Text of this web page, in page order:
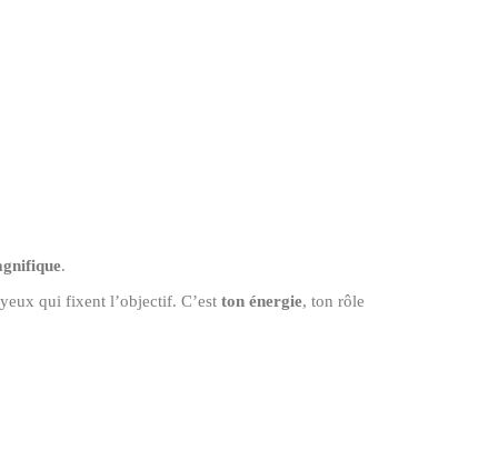
.
qui fixent l’objectif. C’est ton énergie, ton rôle